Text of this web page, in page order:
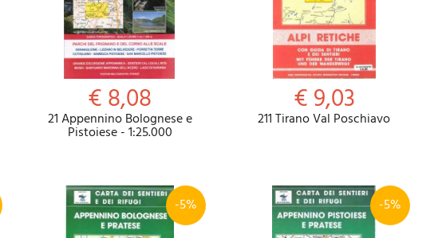
€ 8,08
21 Appennino Bolognese e
Pistoiese - 1:25.000
€ 9,03
211 Tirano Val Poschiavo
-5% -5%